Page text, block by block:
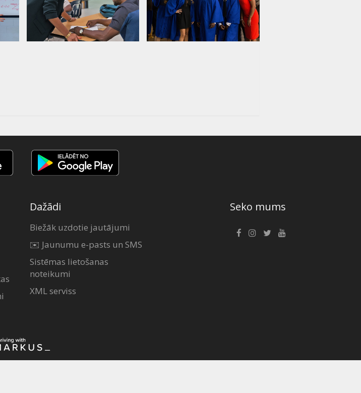
Dažādi
Biežāk uzdotie jautājumi
✉️ Jaunumu e-pasts un SMS
Sistēmas lietošanas
noteikumi
XML serviss
Seko mums